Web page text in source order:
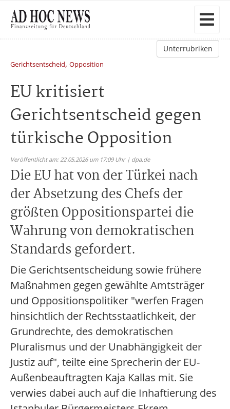
Unterrubriken
Gerichtsentscheid, Opposition
EU kritisiert
Gerichtsentscheid gegen
türkische Opposition
Veröffentlicht am: 22.05.2026 um 17:09 Uhr | dpa.de
Die EU hat von der Türkei nach
der Absetzung des Chefs der
größten Oppositionspartei die
Wahrung von demokratischen
Standards gefordert.
Die Gerichtsentscheidung sowie frühere
Maßnahmen gegen gewählte Amtsträger
und Oppositionspolitiker "werfen Fragen
hinsichtlich der Rechtsstaatlichkeit, der
Grundrechte, des demokratischen
Pluralismus und der Unabhängigkeit der
Justiz auf", teilte eine Sprecherin der EU-
Außenbeauftragten Kaja Kallas mit. Sie
verwies dabei auch auf die Inhaftierung des